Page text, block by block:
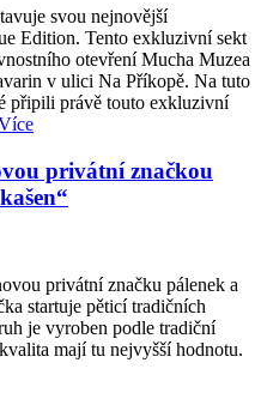
svou nejnovější
Edition. Tento exkluzivní sekt
otevření Mucha Muzea
v ulici Na Příkopě. Na tuto
připili právě touto exkluzivní
privátní značkou
privátní značku pálenek a
startuje pěticí tradičních
je vyroben podle tradiční
mají tu nejvyšší hodnotu.